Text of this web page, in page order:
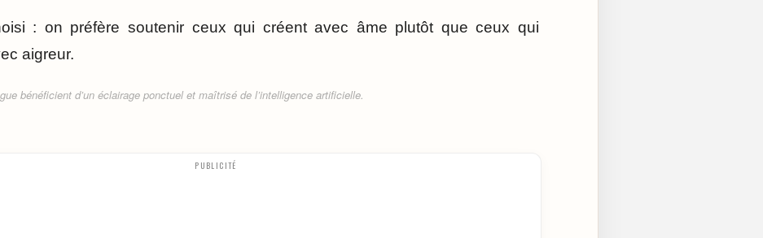
: on préfère soutenir ceux qui créent avec âme plutôt que ceux qui
aigreur.
bénéficient d’un éclairage ponctuel et maîtrisé de l’intelligence artificielle.
PUBLICITÉ